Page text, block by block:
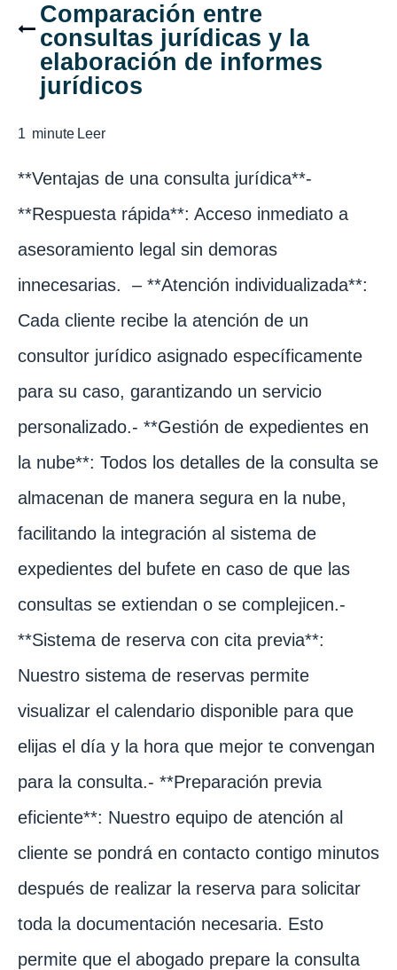
Comparación entre
consultas jurídicas y la
elaboración de informes
jurídicos
1 minute Leer
**Ventajas de una consulta jurídica**-
**Respuesta rápida**: Acceso inmediato a
asesoramiento legal sin demoras
innecesarias. – **Atención individualizada**:
Cada cliente recibe la atención de un
consultor jurídico asignado específicamente
para su caso, garantizando un servicio
personalizado.- **Gestión de expedientes en
la nube**: Todos los detalles de la consulta se
almacenan de manera segura en la nube,
facilitando la integración al sistema de
expedientes del bufete en caso de que las
consultas se extiendan o se complejicen.-
**Sistema de reserva con cita previa**:
Nuestro sistema de reservas permite
visualizar el calendario disponible para que
elijas el día y la hora que mejor te convengan
para la consulta.- **Preparación previa
eficiente**: Nuestro equipo de atención al
cliente se pondrá en contacto contigo minutos
después de realizar la reserva para solicitar
toda la documentación necesaria. Esto
permite que el abogado prepare la consulta